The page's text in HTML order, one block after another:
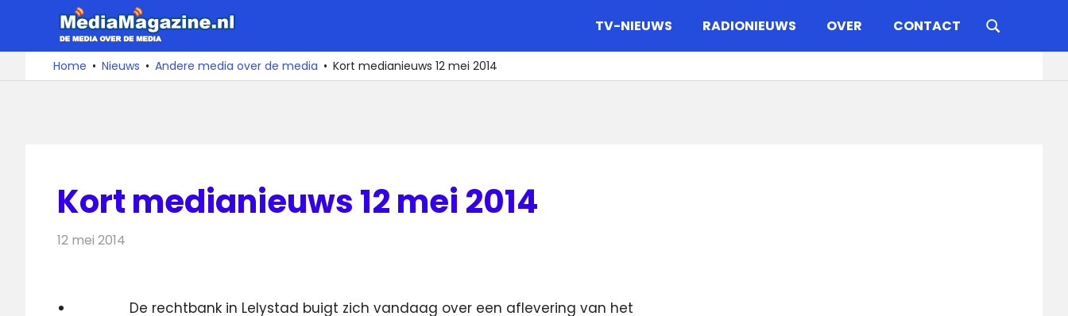
de
De
media
over
TV-NIEUWS RADIONIEUWS OVER CONTACT
Home Nieuws Andere media over de media Kort medianieuws 12 mei 2014
Kort medianieuws 12 mei 2014
12 mei 2014
De rechtbank in Lelystad buigt zich vandaag over een aflevering van het